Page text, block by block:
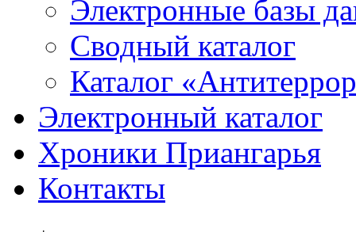
Электронные базы
Сводный каталог
Каталог
Электронный каталог
Хроники Приангарья
Контакты